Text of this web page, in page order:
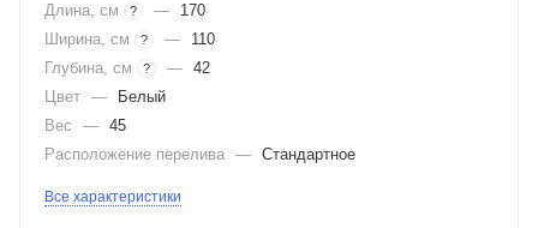
Длина, см ? —
170
Ширина, см
? —
110
Глубина, см
? — 42
Цвет —
Белый
Вес
— 45
Расположение перелива — Стандартное
Все характеристики